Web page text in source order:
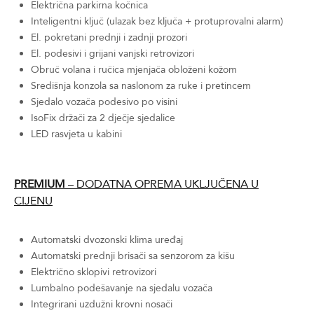
Električna parkirna kočnica
Inteligentni ključ (ulazak bez ključa + protuprovalni alarm)
El. pokretani prednji i zadnji prozori
El. podesivi i grijani vanjski retrovizori
Obruč volana i ručica mjenjača obloženi kožom
Središnja konzola sa naslonom za ruke i pretincem
Sjedalo vozača podesivo po visini
IsoFix držači za 2 dječje sjedalice
LED rasvjeta u kabini
PREMIUM – DODATNA OPREMA UKLJUČENA U
CIJENU
Automatski dvozonski klima uređaj
Automatski prednji brisači sa senzorom za kišu
Električno sklopivi retrovizori
Lumbalno podešavanje na sjedalu vozača
Integrirani uzdužni krovni nosači